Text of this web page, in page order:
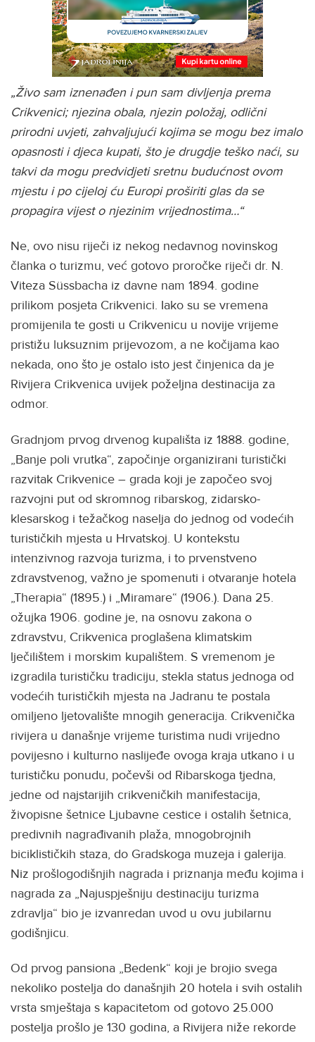
„Živo sam iznenađen i pun sam divljenja prema
Crikvenici; njezina obala, njezin položaj, odlični
prirodni uvjeti, zahvaljujući kojima se mogu bez imalo
opasnosti i djeca kupati, što je drugdje teško naći, su
takvi da mogu predvidjeti sretnu budućnost ovom
mjestu i po cijeloj ću Europi proširiti glas da se
propagira vijest o njezinim vrijednostima…“
Ne, ovo nisu riječi iz nekog nedavnog novinskog
članka o turizmu, već gotovo proročke riječi dr. N.
Viteza Süssbacha iz davne nam 1894. godine
prilikom posjeta Crikvenici. Iako su se vremena
promijenila te gosti u Crikvenicu u novije vrijeme
pristižu luksuznim prijevozom, a ne kočijama kao
nekada, ono što je ostalo isto jest činjenica da je
Rivijera Crikvenica uvijek poželjna destinacija za
odmor.
Gradnjom prvog drvenog kupališta iz 1888. godine,
„Banje poli vrutka“, započinje organizirani turistički
razvitak Crikvenice – grada koji je započeo svoj
razvojni put od skromnog ribarskog, zidarsko-
klesarskog i težačkog naselja do jednog od vodećih
turističkih mjesta u Hrvatskoj. U kontekstu
intenzivnog razvoja turizma, i to prvenstveno
zdravstvenog, važno je spomenuti i otvaranje hotela
„Therapia“ (1895.) i „Miramare“ (1906.). Dana 25.
ožujka 1906. godine je, na osnovu zakona o
zdravstvu, Crikvenica proglašena klimatskim
lječilištem i morskim kupalištem. S vremenom je
izgradila turističku tradiciju, stekla status jednoga od
vodećih turističkih mjesta na Jadranu te postala
omiljeno ljetovalište mnogih generacija. Crikvenička
rivijera u današnje vrijeme turistima nudi vrijedno
povijesno i kulturno naslijeđe ovoga kraja utkano i u
turističku ponudu, počevši od Ribarskoga tjedna,
jedne od najstarijih crikveničkih manifestacija,
živopisne šetnice Ljubavne cestice i ostalih šetnica,
predivnih nagrađivanih plaža, mnogobrojnih
biciklističkih staza, do Gradskoga muzeja i galerija.
Niz prošlogodišnjih nagrada i priznanja među kojima i
nagrada za „Najuspješniju destinaciju turizma
zdravlja“ bio je izvanredan uvod u ovu jubilarnu
godišnjicu.
Od prvog pansiona „Bedenk“ koji je brojio svega
nekoliko postelja do današnjih 20 hotela i svih ostalih
vrsta smještaja s kapacitetom od gotovo 25.000
postelja prošlo je 130 godina, a Rivijera niže rekorde